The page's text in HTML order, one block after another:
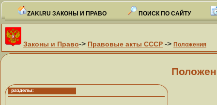
ZAKI.RU ЗАКОНЫ И ПРАВО ПОИСК ПО САЙТУ
Законы и Право-> Правовые акты СССР -> Положения